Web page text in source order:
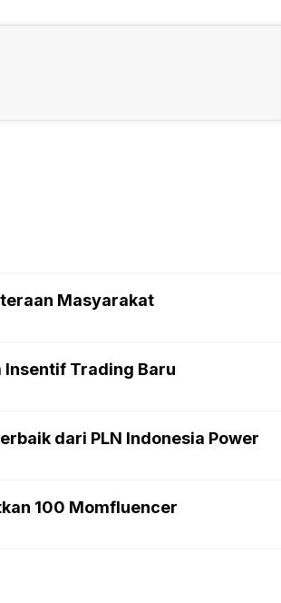
Masyarakat
Insentif Trading Baru
dari PLN Indonesia Power
100 Momfluencer